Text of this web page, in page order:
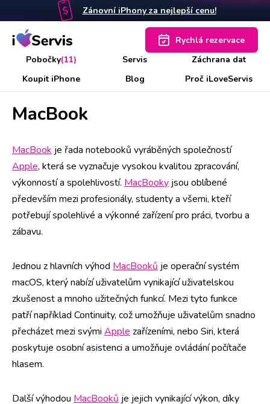
Zánovní iPhony za nejlepší cenu!
Pobočky(11) Servis
Záchrana dat
Koupit iPhone
Blog Proč iLoveServis
Rychlá rezervace
MacBook
MacBook je řada notebooků vyráběných společností
Apple, která se vyznačuje vysokou kvalitou zpracování,
výkonností a spolehlivostí. MacBooky jsou oblíbené
především mezi profesionály, studenty a všemi, kteří
potřebují spolehlivé a výkonné zařízení pro práci, tvorbu a
zábavu.
Jednou z hlavních výhod MacBooků je operační systém
macOS, který nabízí uživatelům vynikající uživatelskou
zkušenost a mnoho užitečných funkcí. Mezi tyto funkce
patří například Continuity, což umožňuje uživatelům snadno
přecházet mezi svými Apple zařízeními, nebo Siri, která
poskytuje osobní asistenci a umožňuje ovládání počítače
hlasem.
Další výhodou MacBooků je jejich vynikající výkon, díky